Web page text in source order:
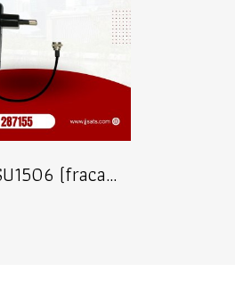
287155 PSU1506 (fracarro) FiberOptic